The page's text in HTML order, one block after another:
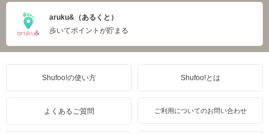
aruku&（あるくと）
歩いてポイントが貯まる
Shufoo!の使い方 Shufoo!とは
よくあるご質問 ご利用についてのお問い合わせ